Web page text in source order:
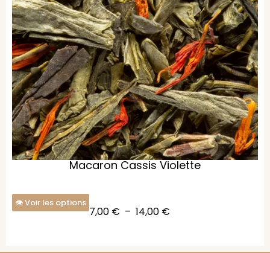
Macaron Cassis Violette
Voir les options
7,00 € – 14,00 €